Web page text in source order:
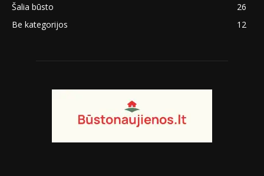
Šalia būsto
26
Be kategorijos
12